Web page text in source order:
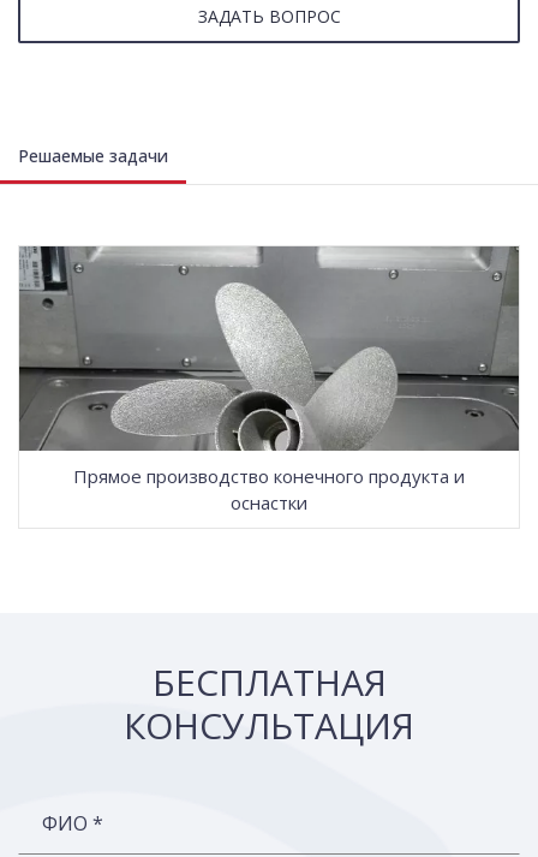
ЗАДАТЬ ВОПРОС
Решаемые задачи
Прямое производство конечного продукта и
оснастки
БЕСПЛАТНАЯ
КОНСУЛЬТАЦИЯ
ФИО *